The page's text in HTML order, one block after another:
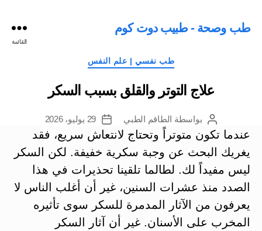
طب وصحة - طبيب دوت كوم
القائمة
التصنيفات
طب نفسي | علم النفس
علاج التوتر والقلق بسبب السكر
كاتب
المقالة
بواسطة الطاقم الطبي
تاريخ
المقالة
29 يوليو، 2026
عندما تكون متوتراً وتحتاج لانتعاش سريع، فقد
يغريك البحث عن وجبة سكرية خفيفة. لكن السكر
ليس مفيداً لك. لطالما تلقينا تحذيرات في هذا
الصدد منذ عشرات السنين، غير أن أغلب الناس لا
يعرفون من الآثار المدمرة للسكر سوى تأثيره
المخرب على الأسنان. غير أن آثار السكر